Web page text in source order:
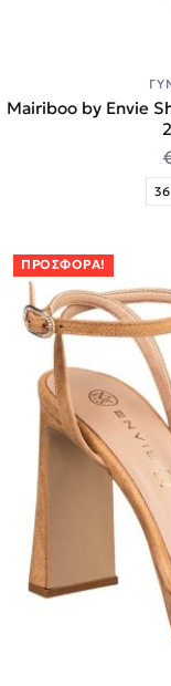
Mairiboo by Envie
36
ΠΡΟΣΦΟΡΆ!